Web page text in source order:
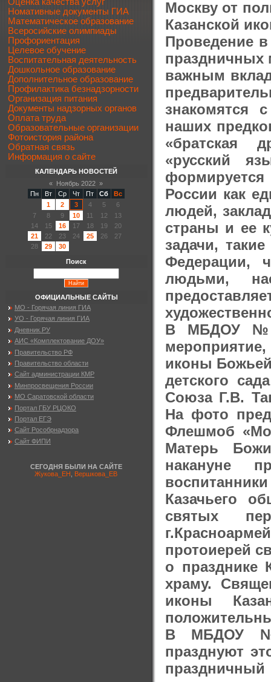
Москву от
Казанской
Проведение
праздничных
важным
знакомятся
наших
«братская
«русский
России как
людей,
страны и ее
задачи,
Федерации,
людьми,
В МБДОУ
иконы
детского
Союза Г.В.
На фото
Флешмоб
Матерь
накануне
Казачьего
святых
протоиерей
о празднике
храму.
иконы
В МБДОУ
празднуют
Номативные документы ГИА
Математическое образование
Всеросийские олимпиады
Профориентация
Целевое обучение
Воспитательная деятельность
Дошкольное образование
Дополнительное образование
Профилактика безнадзорности
Организация питания
Документы надзорных органов
Оплата труда
Образовательные организации
Фотоистория района
Обратная связь
Информация о сайте
КАЛЕНДАРЬ НОВОСТЕЙ
« Ноябрь 2022 »
Пн
Вт Ср Чт Пт Сб
Вс
1
2 3 4 5
6
7
8 9 10 11 12
13
14
15 16 17 18 19
20
21
22 23 24 25 26
27
28
29 30
Поиск
ОФИЦИАЛЬНЫЕ САЙТЫ
МО - Горячая линия ГИА
УО - Горячая линия ГИА
Дневник.РУ
АИС «Комплектование ДОУ»
Правительство РФ
Правительство области
Сайт администрации КМР
Минпросвещения России
МО Саратовской области
Портал ГБУ РЦОКО
Портал ЕГЭ
Сайт Рособрнадзора
Сайт ФИПИ
СЕГОДНЯ БЫЛИ НА САЙТЕ
Жукова_ЕН
Вершкова_ЕВ